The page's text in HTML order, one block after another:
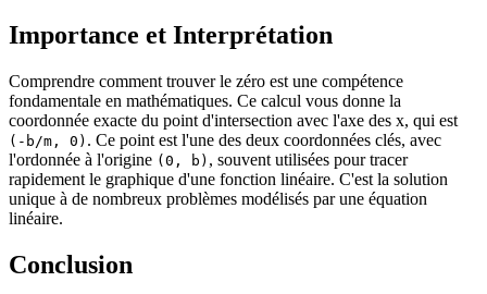
Importance et Interprétation
Comprendre comment trouver le zéro est une compétence
fondamentale en mathématiques. Ce calcul vous donne la
coordonnée exacte du point d'intersection avec l'axe des x, qui est
(-b/m, 0) . Ce point est l'une des deux coordonnées clés, avec
l'ordonnée à l'origine (0, b) , souvent utilisées pour tracer
rapidement le graphique d'une fonction linéaire. C'est la solution
unique à de nombreux problèmes modélisés par une équation
linéaire.
Conclusion